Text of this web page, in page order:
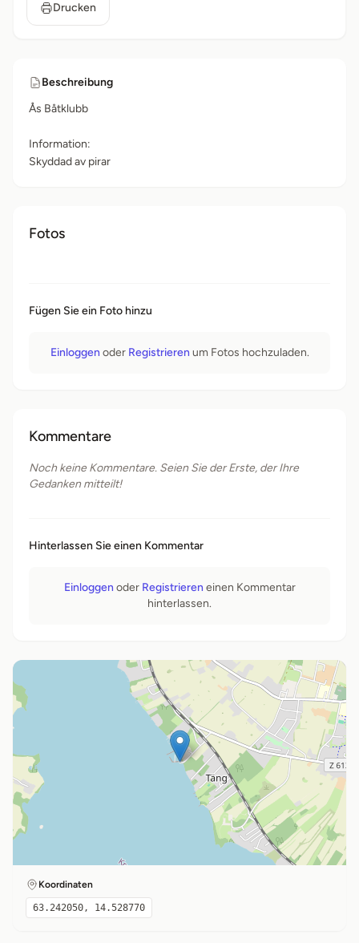
Drucken
Beschreibung
Ås Båtklubb
Information:
Skyddad av pirar
Fotos
Fügen Sie ein Foto hinzu
Einloggen oder Registrieren um Fotos hochzuladen.
Kommentare
Noch keine Kommentare. Seien Sie der Erste, der Ihre
Gedanken mitteilt!
Hinterlassen Sie einen Kommentar
Einloggen oder Registrieren einen Kommentar
hinterlassen.
Koordinaten
63.242050, 14.528770